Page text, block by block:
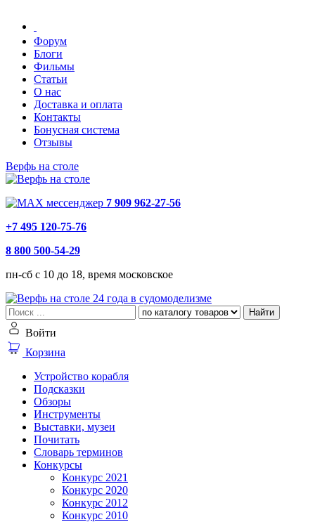
Форум
Блоги
Фильмы
Статьи
О нас
Доставка и оплата
Контакты
Бонусная система
Отзывы
Верфь на столе
7 909 962-27-56
+7 495 120-75-76
8 800 500-54-29
пн-сб с 10 до 18, время московское
24 года в судомоделизме
Найти
Войти
Корзина
Устройство корабля
Подсказки
Обзоры
Инструменты
Выставки, музеи
Почитать
Словарь терминов
Конкурсы
Конкурс 2021
Конкурс 2020
Конкурс 2012
Конкурс 2010